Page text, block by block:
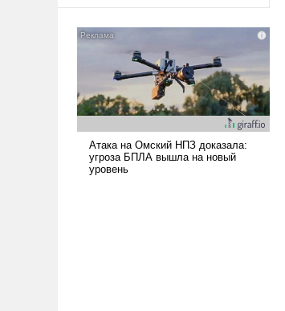
налогоплательщиков и где
Еревану за свои поступки не
нужно отвечать.